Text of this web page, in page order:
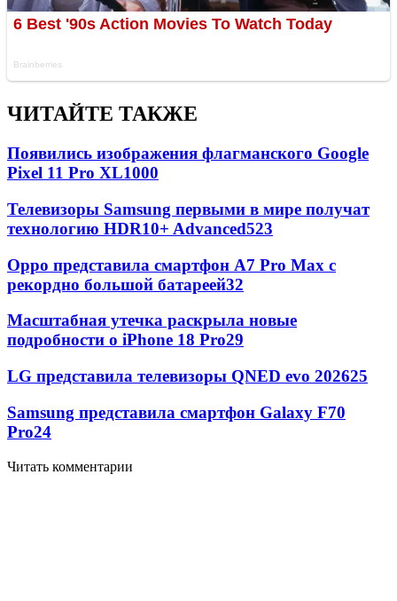
ЧИТАЙТЕ ТАКЖЕ
Появились изображения флагманского Google
Pixel 11 Pro XL1000
Телевизоры Samsung первыми в мире получат
технологию HDR10+ Advanced523
Oppo представила смартфон A7 Pro Max с
рекордно большой батареей32
Масштабная утечка раскрыла новые
подробности о iPhone 18 Pro29
LG представила телевизоры QNED evo 202625
Samsung представила смартфон Galaxy F70
Pro24
Читать комментарии